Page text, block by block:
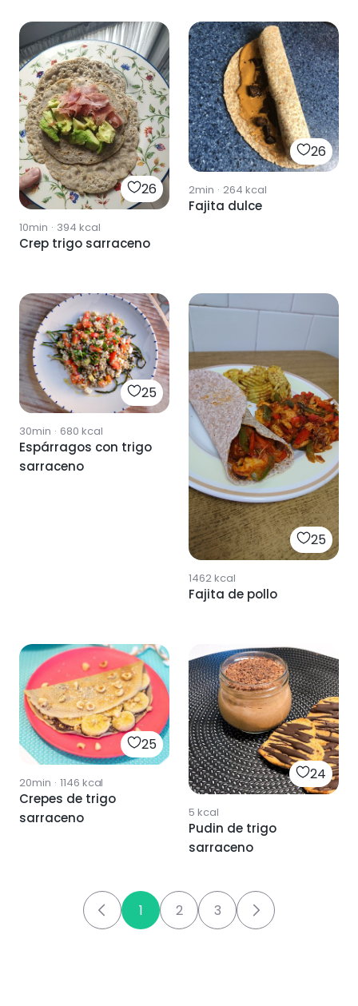
26
10min · 394 kcal
Crep trigo sarraceno
26
2min · 264 kcal
Fajita dulce
25
30min · 680 kcal
Espárragos con trigo
sarraceno
25
1462kcal
Fajita de pollo
25
20min · 1146 kcal
Crepes de trigo
sarraceno
24
5 kcal
Pudin de trigo
sarraceno
1 2 3